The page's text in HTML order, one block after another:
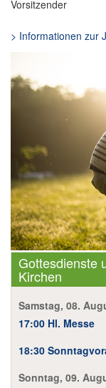
Vorsitzender
> Informationen zur
Gottesdienste
Kirchen
Samstag, 08.
17:00 Hl. Messe
18:30
Sonntag, 09.